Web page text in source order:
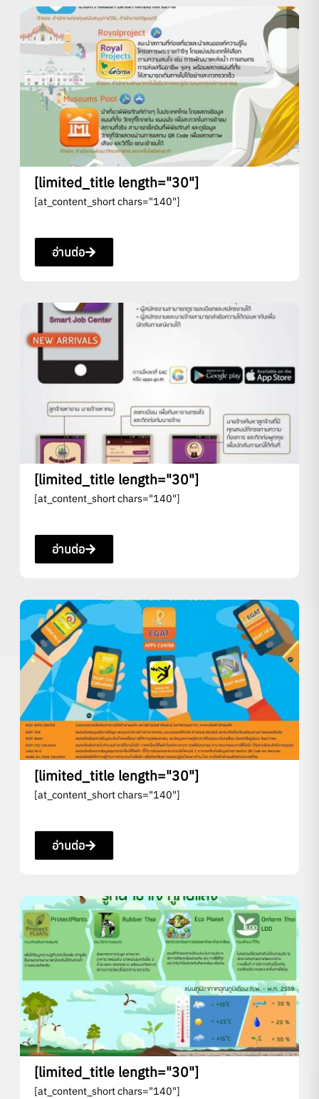
[limited_title length="30"]
[at_content_short chars="140"]
อ่านต่อ
[limited_title length="30"]
[at_content_short chars="140"]
อ่านต่อ
[limited_title length="30"]
[at_content_short chars="140"]
อ่านต่อ
[limited_title length="30"]
[at_content_short chars="140"]